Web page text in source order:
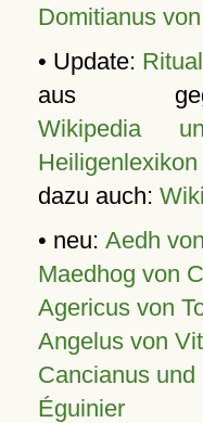
Domitianus
• Update:
aus
Wikipedia
Heiligenlexikon
dazu auch:
• neu: Aedh
Maedhog von
Agericus von
Angelus von
Cancianus und
Éguinier